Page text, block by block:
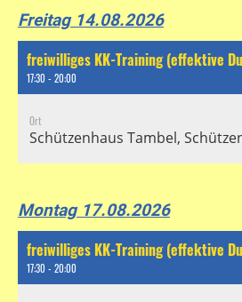
Freitag 14.08.2026
17:30 - 20:00
Ort
Schützenhaus Tambel,
Montag 17.08.2026
17:30 - 20:00